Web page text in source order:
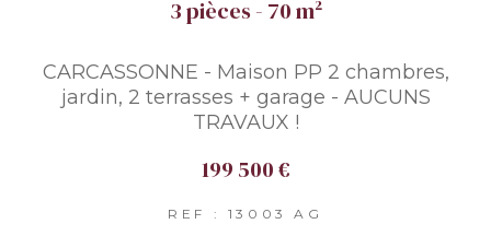
3 pièces - 70 m²
CARCASSONNE - Maison PP 2 chambres,
jardin, 2 terrasses + garage - AUCUNS
TRAVAUX !
199 500 €
REF : 13003 AG